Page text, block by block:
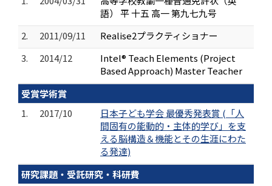
語） 平 十五 高一 第九七九号
2.
2011/09/11
Realise2プラクティショナー
3.
2014/12
Intel® Teach Elements (Project
Based Approach) Master Teacher
受賞学術賞
1.
2017/10
日本子ども学会 最優秀発表賞 (「人
間固有の能動的・主体的学び」を支
える脳構造＆機能とその生涯にわた
る発達)
研究課題・受託研究・科研費